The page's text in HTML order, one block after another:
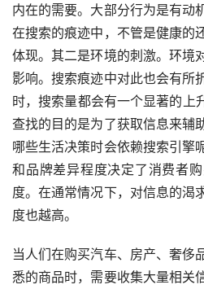
内在的需要。大部分行为是有动
在搜索的痕迹中，不管是健康的
体现。其二是环境的刺激。环境
影响。搜索痕迹中对此也会有所
时，搜索量都会有一个显著的上
查找的目的是为了获取信息来辅
哪些生活决策时会依赖搜索引擎
和品牌差异程度决定了消费者
度。在通常情况下，对信息的渴
度也越高。
当人们在购买汽车、房产、奢侈
悉的商品时，需要收集大量相关